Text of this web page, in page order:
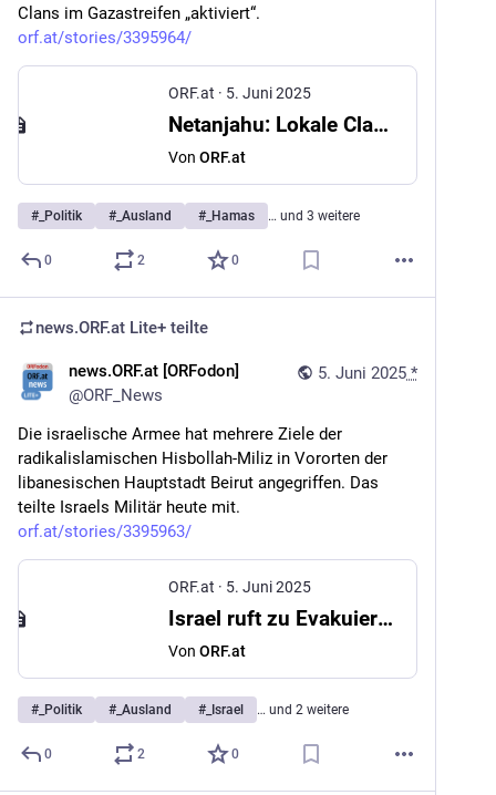
Clans im Gazastreifen „aktiviert“.
orf.at/stories/3395964/
ORF.at · 5. Juni 2025
Netanjahu: Lokale Clans im Kampf gegen Hamas aktiviert
Von ORF.at
# _Politik # _Ausland # _Hamas … und 3 weitere
0 2 0
news.ORF.at Lite+ teilte
5. Juni 2025 *
news.ORF.at [ORFodon]
@ORF_News
Die israelische Armee hat mehrere Ziele der
radikalislamischen Hisbollah-Miliz in Vororten der
libanesischen Hauptstadt Beirut angegriffen. Das
teilte Israels Militär heute mit.
orf.at/stories/3395963/
ORF.at · 5. Juni 2025
Israel ruft zu Evakuierungen im Libanon auf
Von ORF.at
# _Politik # _Ausland # _Israel … und 2 weitere
0 2 0